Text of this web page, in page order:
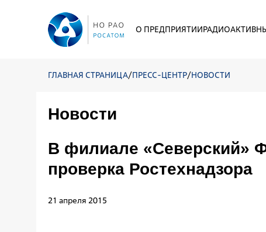
О ПРЕДПРИЯТИИ
ГЛАВНАЯ СТРАНИЦА/ПРЕСС-ЦЕНТР/НОВОСТИ
Новости
В филиале «Северский»
проверка Ростехнадзора
21 апреля 2015